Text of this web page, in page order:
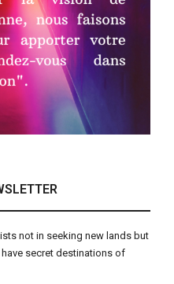
not in seeking new lands but
secret destinations of